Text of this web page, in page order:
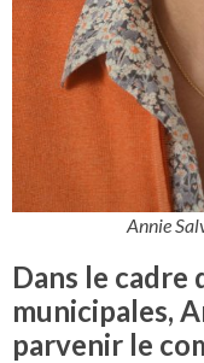
Annie
Dans le cadre
municipales,
parvenir le